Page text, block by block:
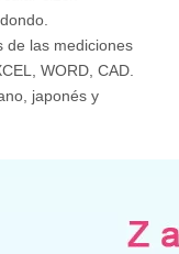
de las mediciones
WORD, CAD.
japonés y